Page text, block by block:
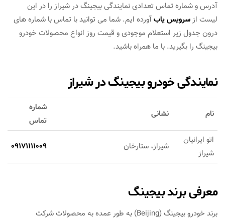
آدرس و شماره تماس تعدادی نمایندگی بیجینگ در شیراز را در این
لیست ازسرویس یابآورده ایم. شما می توانید با تماس با شماره های
درون جدول زیر استعلام موجودی و قیمت روز انواع محصولات خودرو
بیجینگ را بگیرید. با ما همراه باشید.
نمایندگی خودرو بیجینگ در شیراز
نام نشانی
شماره
تماس
اتو ایرانیان
شیراز
شیراز، ستارخان 09171111009
معرفی برند بیجینگ
برند خودرو بیجینگ (Beijing) به طور عمده به محصولات شرکت